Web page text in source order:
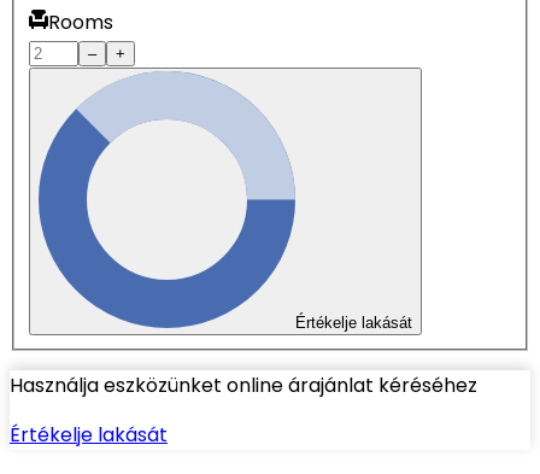
Rooms
– +
Értékelje lakását
Használja eszközünket online árajánlat kéréséhez
Értékelje lakását